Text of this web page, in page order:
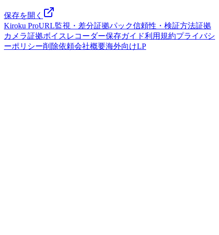
保存を開く
Kiroku ProURL監視・差分証拠パック信頼性・検証方法証拠
カメラ証拠ボイスレコーダー保存ガイド利用規約プライバシ
ーポリシー削除依頼会社概要海外向けLP